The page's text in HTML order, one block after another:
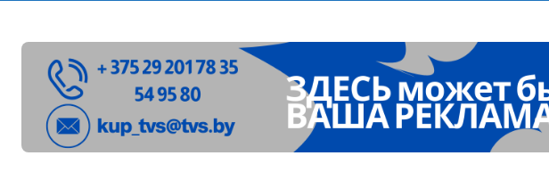
ожидаются дожди и грозы
из Молодечно о 50-килограммовом каравае для Дворца Независимости
детей с 1 сентября, рассказали в правительстве